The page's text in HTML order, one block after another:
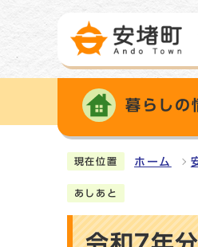
暮らしの
現在位置 ホーム
あしあと